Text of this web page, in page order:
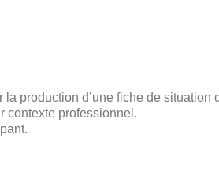
production d’une fiche de
contexte professionnel.